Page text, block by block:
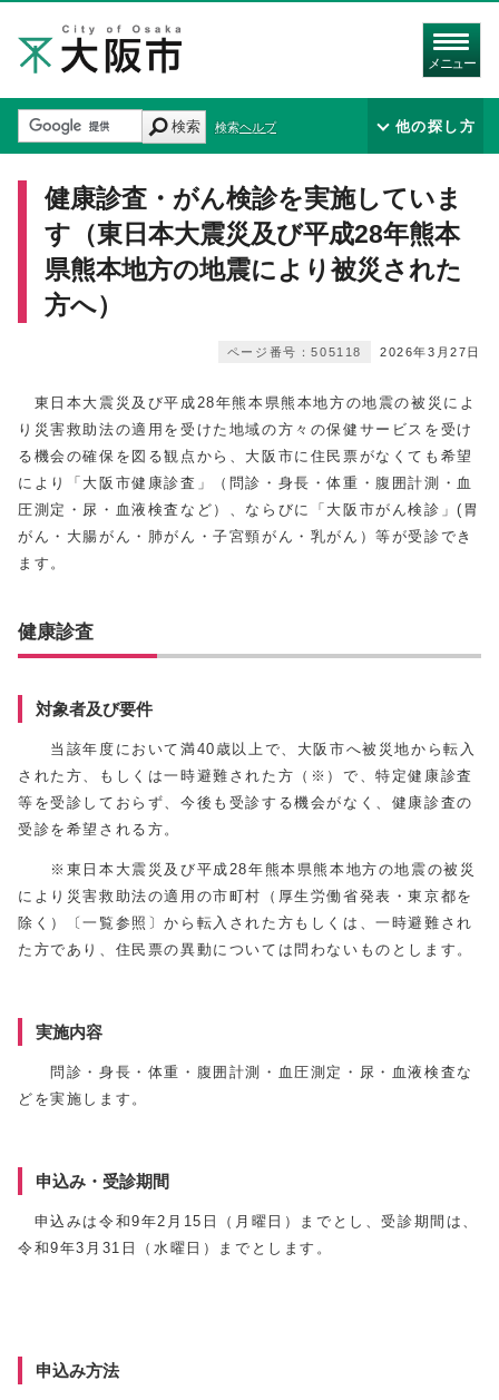
メニュー
検索 検索ヘルプ 他の探し方
健康診査・がん検診を実施していま
す（東日本大震災及び平成28年熊本
県熊本地方の地震により被災された
方へ）
2026年3月27日
ページ番号：505118
東日本大震災及び平成28年熊本県熊本地方の地震の被災によ
り災害救助法の適用を受けた地域の方々の保健サービスを受け
る機会の確保を図る観点から、大阪市に住民票がなくても希望
により「大阪市健康診査」（問診・身長・体重・腹囲計測・血
圧測定・尿・血液検査など）、ならびに「大阪市がん検診」(胃
がん・大腸がん・肺がん・子宮頸がん・乳がん）等が受診でき
ます。
健康診査
対象者及び要件
当該年度において満40歳以上で、大阪市へ被災地から転入
された方、もしくは一時避難された方（※）で、特定健康診査
等を受診しておらず、今後も受診する機会がなく、健康診査の
受診を希望される方。
※東日本大震災及び平成28年熊本県熊本地方の地震の被災
により災害救助法の適用の市町村（厚生労働省発表・東京都を
除く）〔一覧参照〕から転入された方もしくは、一時避難され
た方であり、住民票の異動については問わないものとします。
実施内容
問診・身長・体重・腹囲計測・血圧測定・尿・血液検査な
どを実施します。
申込み・受診期間
申込みは令和9年2月15日（月曜日）までとし、受診期間は、
令和9年3月31日（水曜日）までとします。
申込み方法